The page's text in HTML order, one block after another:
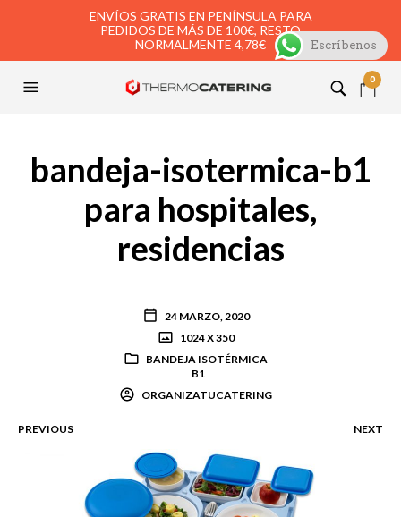
ENVÍOS GRATIS EN PENÍNSULA PARA
PEDIDOS DE MÁS DE 100€, RESTO
NORMALMENTE 4,78€
0
bandeja-isotermica-b1
para hospitales,
residencias
24 MARZO, 2020
1024 X 350
BANDEJA ISOTÉRMICA
B1
ORGANIZATUCATERING
PREVIOUS NEXT
Escríbenos